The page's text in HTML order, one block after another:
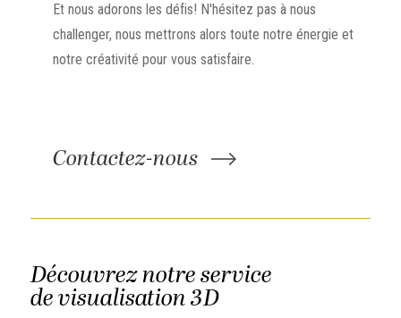
Et nous adorons les défis! N'hésitez pas à nous
challenger, nous mettrons alors toute notre énergie et
notre créativité pour vous satisfaire.
Contactez-nous
Découvrez notre service
de visualisation 3D